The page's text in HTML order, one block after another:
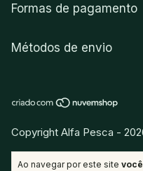
Ao navegar por este site
Formas de pagamento
Métodos de envio
Copyright Alfa Pesca -